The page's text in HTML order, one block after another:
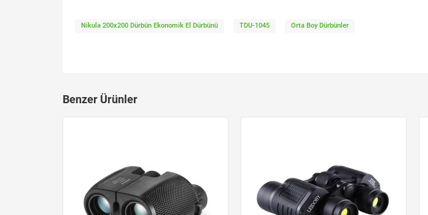
Nikula 200x200 Dürbün Ekonomik El Dürbünü TDU-1045 Orta Boy Dürbünler
Benzer Ürünler